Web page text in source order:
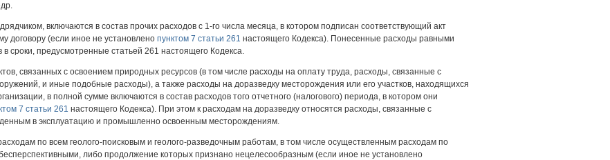
включаются в состав прочих расходов с 1-го числа месяца, в котором подписан соответствующий акт
договору (если иное не установлено пунктом 7 статьи 261 настоящего Кодекса). Понесенные расходы равными
сроки, предусмотренные статьей 261 настоящего Кодекса.
связанных с освоением природных ресурсов (в том числе расходы на оплату труда, расходы, связанные с
и иные подобные расходы), а также расходы на доразведку месторождения или его участков, находящихся
в полной сумме включаются в состав расходов того отчетного (налогового) периода, в котором они
7 статьи 261 настоящего Кодекса). При этом к расходам на доразведку относятся расходы, связанные с
в эксплуатацию и промышленно освоенным месторождениям.
по всем геолого-поисковым и геолого-разведочным работам, в том числе осуществленным расходам по
либо продолжение которых признано нецелесообразным (если иное не установлено